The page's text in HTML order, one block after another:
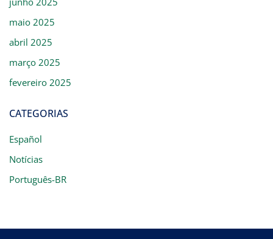
maio 2025
abril 2025
março 2025
fevereiro 2025
CATEGORIAS
Español
Notícias
Português-BR